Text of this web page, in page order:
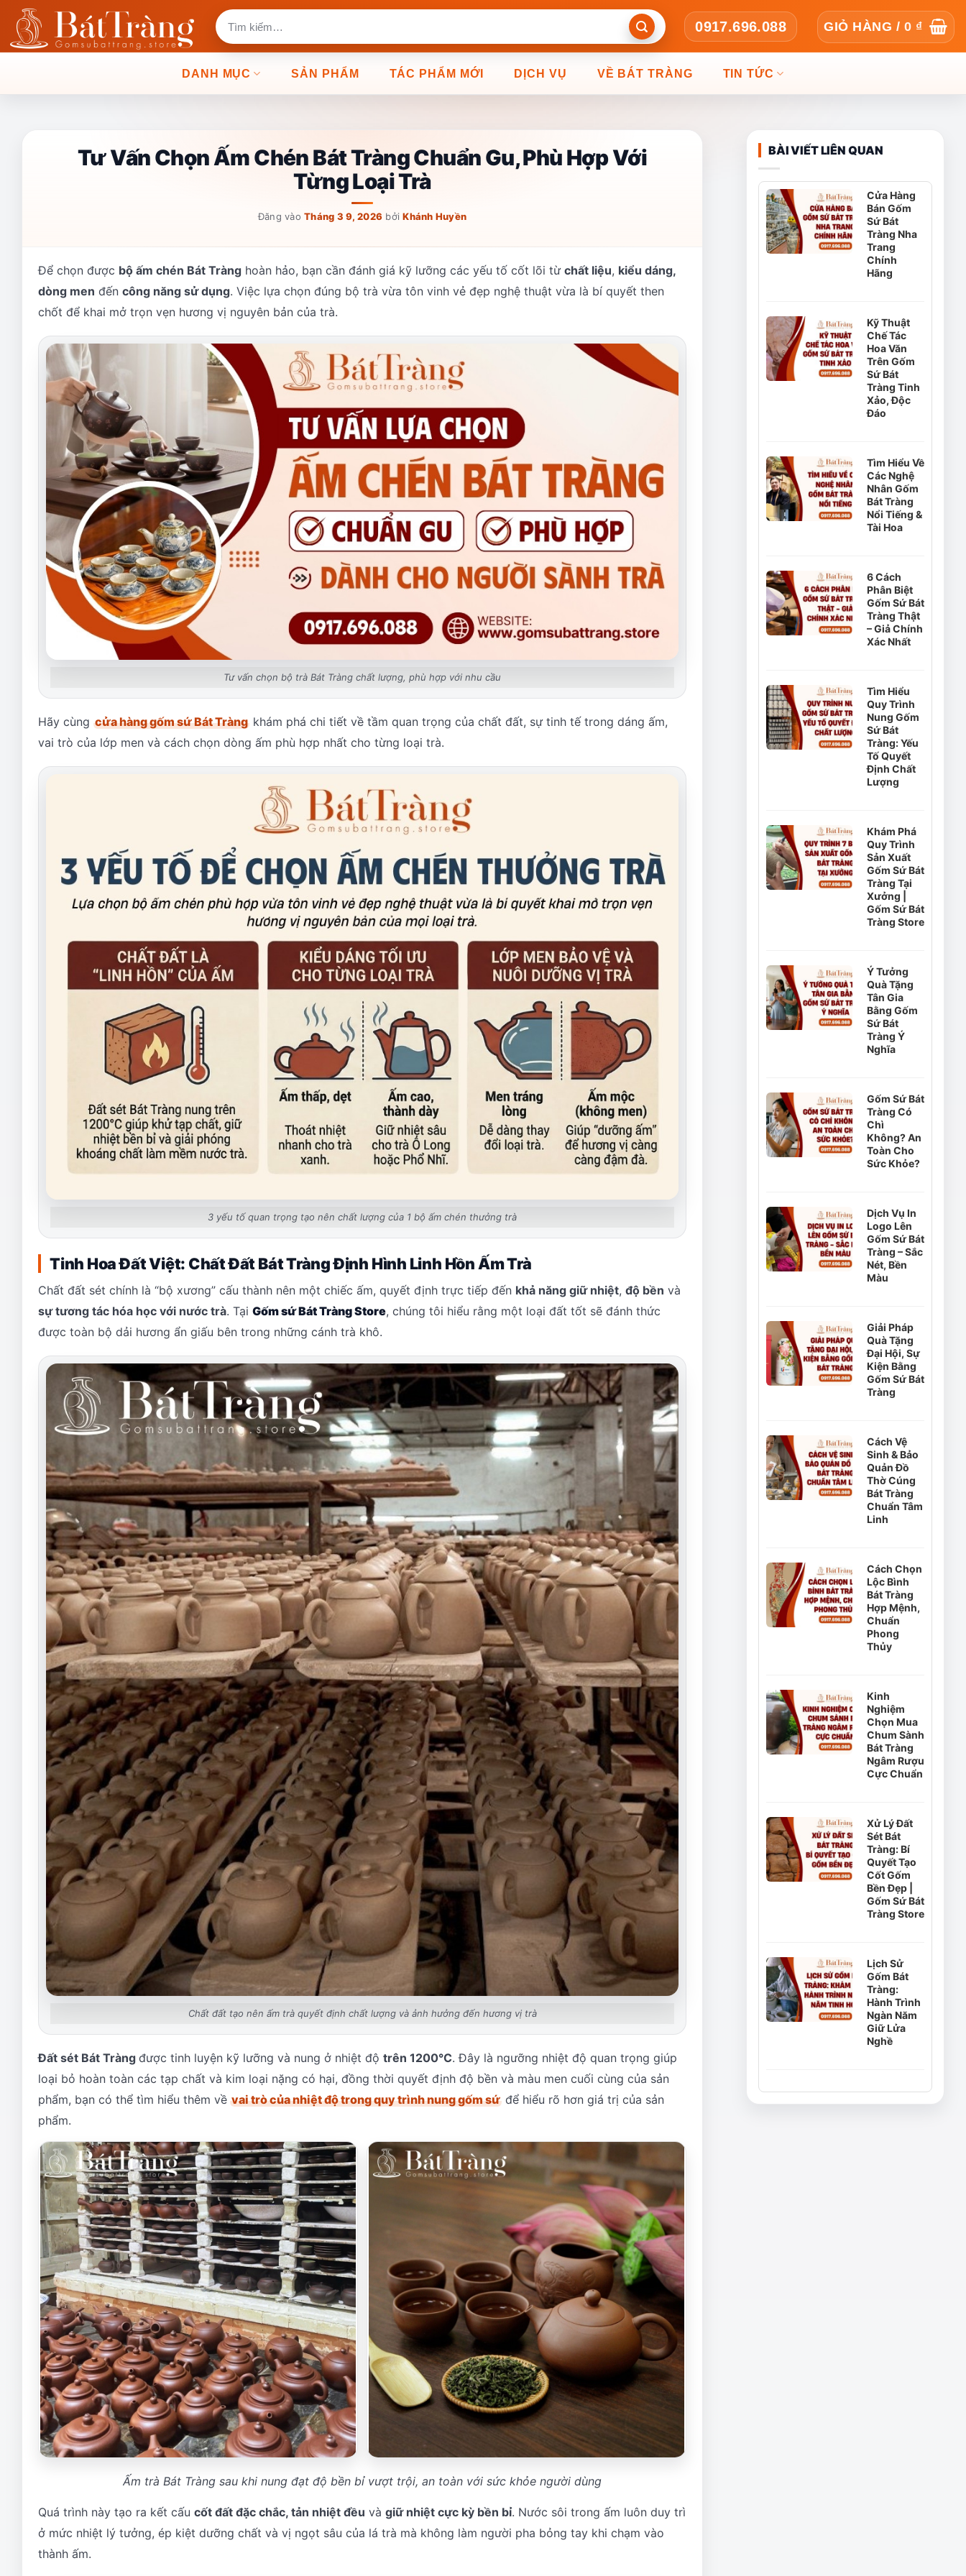
qua
nội
Tìm
kiếm:
0917.696.088 GIỎ HÀNG /0 ₫
DANH MỤC SẢN PHẨM TÁC PHẨM MỚI DỊCH VỤ VỀ BÁT TRÀNG TIN TỨC
Tư Vấn Chọn Ấm Chén Bát Tràng Chuẩn Gu, Phù Hợp Với
Từng Loại Trà
Đăng vàoTháng 3 9, 2026 bởiKhánh Huyền
Để chọn được bộ ấm chén Bát Tràng hoàn hảo, bạn cần đánh giá kỹ lưỡng các yếu tố cốt lõi từ chất liệu, kiểu dáng,
dòng men đến công năng sử dụng. Việc lựa chọn đúng bộ trà vừa tôn vinh vẻ đẹp nghệ thuật vừa là bí quyết then
chốt để khai mở trọn vẹn hương vị nguyên bản của trà.
Tư vấn chọn bộ trà Bát Tràng chất lượng, phù hợp với nhu cầu
Hãy cùng cửa hàng gốm sứ Bát Tràng khám phá chi tiết về tầm quan trọng của chất đất, sự tinh tế trong dáng ấm,
vai trò của lớp men và cách chọn dòng ấm phù hợp nhất cho từng loại trà.
3 yếu tố quan trọng tạo nên chất lượng của 1 bộ ấm chén thưởng trà
Tinh Hoa Đất Việt: Chất Đất Bát Tràng Định Hình Linh Hồn Ấm Trà
Chất đất sét chính là “bộ xương” cấu thành nên một chiếc ấm, quyết định trực tiếp đến khả năng giữ nhiệt, độ bền và
sự tương tác hóa học với nước trà. Tại Gốm sứ Bát Tràng Store, chúng tôi hiểu rằng một loại đất tốt sẽ đánh thức
được toàn bộ dải hương ẩn giấu bên trong những cánh trà khô.
Chất đất tạo nên ấm trà quyết định chất lượng và ảnh hưởng đến hương vị trà
Đất sét Bát Tràng được tinh luyện kỹ lưỡng và nung ở nhiệt độ trên 1200°C. Đây là ngưỡng nhiệt độ quan trọng giúp
loại bỏ hoàn toàn các tạp chất và kim loại nặng có hại, đồng thời quyết định độ bền và màu men cuối cùng của sản
phẩm, bạn có thể tìm hiểu thêm về vai trò của nhiệt độ trong quy trình nung gốm sứ để hiểu rõ hơn giá trị của sản
phẩm.
Ấm trà Bát Tràng sau khi nung đạt độ bền bỉ vượt trội, an toàn với sức khỏe người dùng
Quá trình này tạo ra kết cấu cốt đất đặc chắc, tản nhiệt đều và giữ nhiệt cực kỳ bền bỉ. Nước sôi trong ấm luôn duy trì
ở mức nhiệt lý tưởng, ép kiệt dưỡng chất và vị ngọt sâu của lá trà mà không làm người pha bỏng tay khi chạm vào
thành ấm.
BÀI VIẾT LIÊN QUAN
Cửa Hàng
Bán Gốm
Sứ Bát
Tràng Nha
Trang
Chính
Hãng
Kỹ Thuật
Chế Tác
Hoa Văn
Trên Gốm
Sứ Bát
Tràng Tinh
Xảo, Độc
Đáo
Tìm Hiểu Về
Các Nghệ
Nhân Gốm
Bát Tràng
Nổi Tiếng &
Tài Hoa
6 Cách
Phân Biệt
Gốm Sứ Bát
Tràng Thật
– Giả Chính
Xác Nhất
Tìm Hiểu
Quy Trình
Nung Gốm
Sứ Bát
Tràng: Yếu
Tố Quyết
Định Chất
Lượng
Khám Phá
Quy Trình
Sản Xuất
Gốm Sứ Bát
Tràng Tại
Xưởng |
Gốm Sứ Bát
Tràng Store
Ý Tưởng
Quà Tặng
Tân Gia
Bằng Gốm
Sứ Bát
Tràng Ý
Nghĩa
Gốm Sứ Bát
Tràng Có
Chì
Không? An
Toàn Cho
Sức Khỏe?
Dịch Vụ In
Logo Lên
Gốm Sứ Bát
Tràng – Sắc
Nét, Bền
Màu
Giải Pháp
Quà Tặng
Đại Hội, Sự
Kiện Bằng
Gốm Sứ Bát
Tràng
Cách Vệ
Sinh & Bảo
Quản Đồ
Thờ Cúng
Bát Tràng
Chuẩn Tâm
Linh
Cách Chọn
Lộc Bình
Bát Tràng
Hợp Mệnh,
Chuẩn
Phong
Thủy
Kinh
Nghiệm
Chọn Mua
Chum Sành
Bát Tràng
Ngâm Rượu
Cực Chuẩn
Xử Lý Đất
Sét Bát
Tràng: Bí
Quyết Tạo
Cốt Gốm
Bền Đẹp |
Gốm Sứ Bát
Tràng Store
Lịch Sử
Gốm Bát
Tràng:
Hành Trình
Ngàn Năm
Giữ Lửa
Nghề